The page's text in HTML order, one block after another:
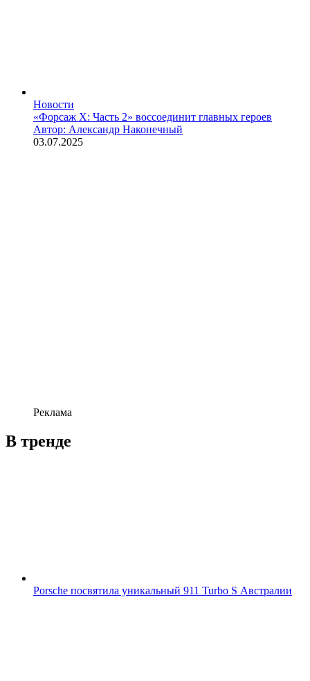
Новости
«Форсаж X: Часть 2» воссоединит главных героев
Автор: Александр Наконечный
03.07.2025
Реклама
В тренде
Porsche посвятила уникальный 911 Turbo S Австралии